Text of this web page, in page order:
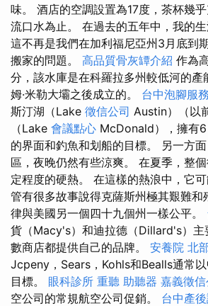
味。 酒店的空調設置為17度，茶杯幾
流口水為止。 在過去的五年中，我的生
這不再是我們在加利福尼亞州3月底到
搬家的問題。 高品質骨灰罈介紹 作為
分，該水庫是在科羅拉多州較低河的
姆·米勒大壩之後成立的。 台中泡腳服務
斯汀湖（Lake 徵信公司 Austin）（以
（Lake 會議點心 McDonald），擁有6
的界面和釣魚和划船的目標。 另一方
區，夜晚仍然有些涼爽。 在夏季，整
定程度的硬熱。 在這樣的熱浪中，它
管有很多故事說得克薩斯州極其艱難和
律與美國另一個四十九個州一樣公平。
貨（Macy's）和迪拉德（Dillard's）主
數商店都提供自己的品牌。 安養院 北
Jcpeny，Sears，Kohls和Bealls通常
目標。 眼科診所 重聽 助聽器 嘉義徵信
空公司的常規航空公司促銷。 台中產